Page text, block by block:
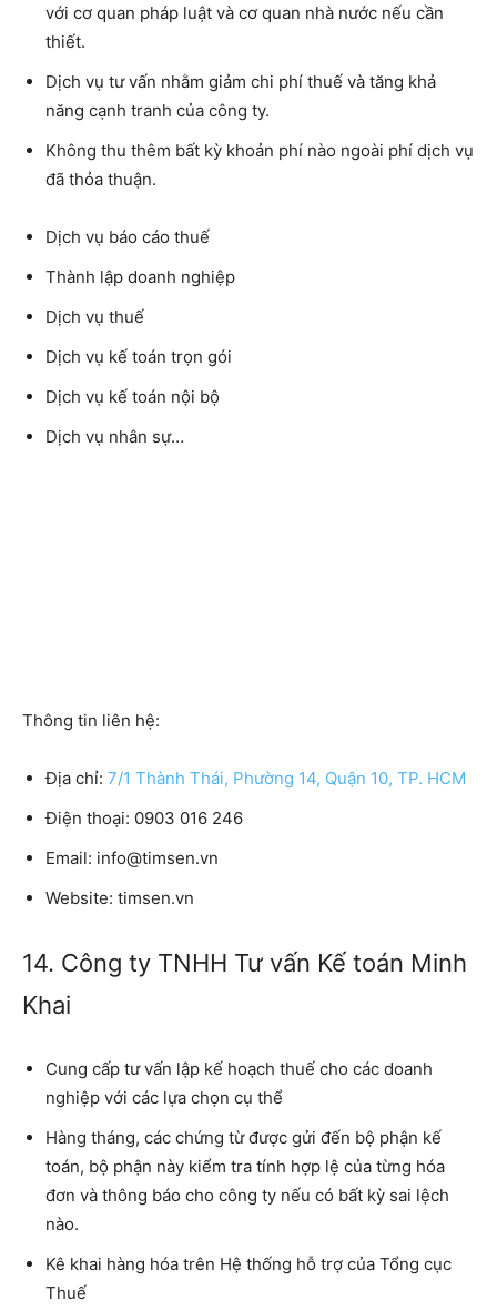
với cơ quan pháp luật và cơ quan nhà nước nếu cần
thiết.
Dịch vụ tư vấn nhằm giảm chi phí thuế và tăng khả
năng cạnh tranh của công ty.
Không thu thêm bất kỳ khoản phí nào ngoài phí dịch vụ
đã thỏa thuận.
Dịch vụ báo cáo thuế
Thành lập doanh nghiệp
Dịch vụ thuế
Dịch vụ kế toán trọn gói
Dịch vụ kế toán nội bộ
Dịch vụ nhân sự…
Thông tin liên hệ:
Địa chỉ: 7/1 Thành Thái, Phường 14, Quận 10, TP. HCM
Điện thoại: 0903 016 246
Email: info@timsen.vn
Website: timsen.vn
14. Công ty TNHH Tư vấn Kế toán Minh
Khai
Cung cấp tư vấn lập kế hoạch thuế cho các doanh
nghiệp với các lựa chọn cụ thể
Hàng tháng, các chứng từ được gửi đến bộ phận kế
toán, bộ phận này kiểm tra tính hợp lệ của từng hóa
đơn và thông báo cho công ty nếu có bất kỳ sai lệch
nào.
Kê khai hàng hóa trên Hệ thống hỗ trợ của Tổng cục
Thuế